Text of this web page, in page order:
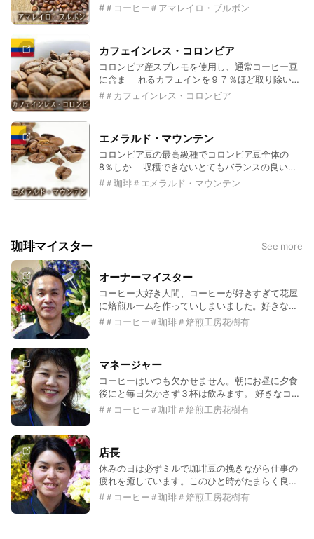
が特徴
#＃コーヒー＃アマレイロ・ブルボン
カフェインレス・コロンビア
コロンビア産スプレモを使用し、通常コーヒー豆
に含ま れるカフェインを９７％ほど取り除いた
コーヒーです。 デカフェコーヒーまたは、カフ
#＃カフェインレス・コロンビア
エメラルド・マウンテン
コロンビア豆の最高級種でコロンビア豆全体の
8％しか 収穫できないとてもバランスの良いコ
クと香りの逸品。
#＃珈琲＃エメラルド・マウンテン
珈琲マイスター See more
オーナーマイスター
コーヒー大好き人間、コーヒーが好きすぎて花屋
に焙煎ルームを作っていしまいました。好きなコ
ーヒーはケニア産のケニアマサイ、爽やかな味わ
#＃コーヒー＃珈琲＃焙煎工房花樹有
マネージャー
コーヒーはいつも欠かせません。朝にお昼に夕食
後にと毎日欠かさず３杯は飲みます。 好きなコー
ヒーは好きな珈琲はブラジルのトミヲフクダＤＯ
焙煎度合いです。
#＃コーヒー＃珈琲＃焙煎工房花樹有
店長
休みの日は必ずミルで珈琲豆の挽きながら仕事の
疲れを癒しています。このひと時がたまらく良い
時間と言います。好きなコーヒーはマンデリン
#＃コーヒー＃珈琲＃焙煎工房花樹有